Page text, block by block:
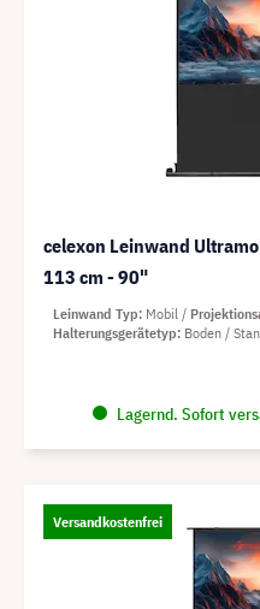
celexon Leinwand
113 cm - 90"
Lagernd. Sofort
Leinwand Typ Mobil
Halterungsgerätetyp Boden /
Versandkostenfrei